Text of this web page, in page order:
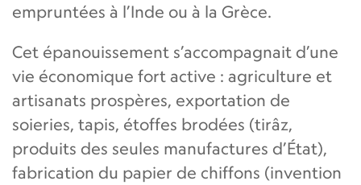
empruntées à l’Inde ou à la Grèce.
Cet épanouissement s’accompagnait d’une
vie économique fort active : agriculture et
artisanats prospères, exportation de
soieries, tapis, étoffes brodées (tirâz,
produits des seules manufactures d’État),
fabrication du papier de chiffons (invention